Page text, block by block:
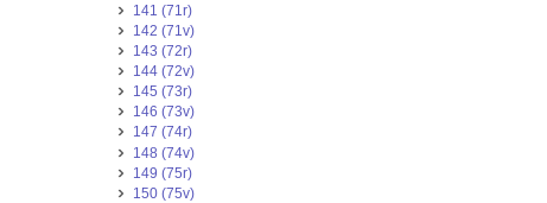
141 (71r)
142 (71v)
143 (72r)
144 (72v)
145 (73r)
146 (73v)
147 (74r)
148 (74v)
149 (75r)
150 (75v)